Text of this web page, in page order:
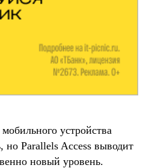
устройства
Parallels Access выводит
новый уровень.